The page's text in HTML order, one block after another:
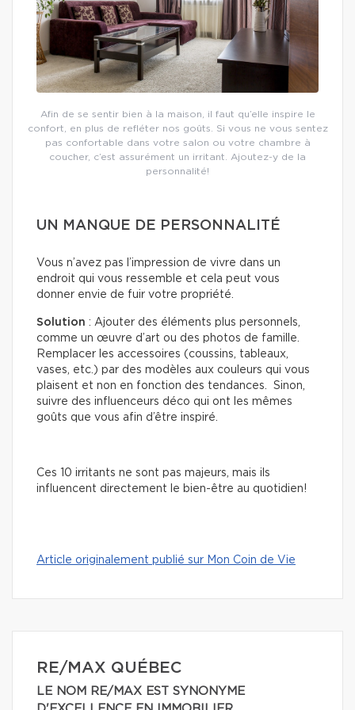
Afin de se sentir bien à la maison, il faut qu’elle inspire le
confort, en plus de refléter nos goûts. Si vous ne vous sentez
pas confortable dans votre salon ou votre chambre à
coucher, c’est assurément un irritant. Ajoutez-y de la
personnalité!
UN MANQUE DE PERSONNALITÉ
Vous n’avez pas l’impression de vivre dans un
endroit qui vous ressemble et cela peut vous
donner envie de fuir votre propriété.
Solution : Ajouter des éléments plus personnels,
comme un œuvre d’art ou des photos de famille.
Remplacer les accessoires (coussins, tableaux,
vases, etc.) par des modèles aux couleurs qui vous
plaisent et non en fonction des tendances. Sinon,
suivre des influenceurs déco qui ont les mêmes
goûts que vous afin d’être inspiré.
Ces 10 irritants ne sont pas majeurs, mais ils
influencent directement le bien-être au quotidien!
Article originalement publié sur Mon Coin de Vie
RE/MAX QUÉBEC
LE NOM RE/MAX EST SYNONYME